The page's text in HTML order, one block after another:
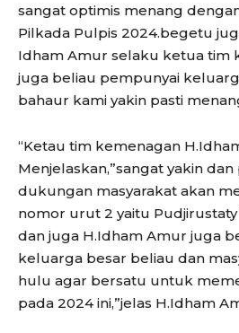
sangat optimis menang
Pilkada Pulpis 2024.begetu
Idham Amur selaku ketua tim
juga beliau pempunyai
bahaur kami yakin pasti
“Ketau tim kemenagan
Menjelaskan,”sangat yakin dan
dukungan masyarakat akan
nomor urut 2 yaitu Pudjirustaty
dan juga H.Idham Amur juga
keluarga besar beliau dan
hulu agar bersatu untuk
pada 2024 ini,”jelas H.Idham